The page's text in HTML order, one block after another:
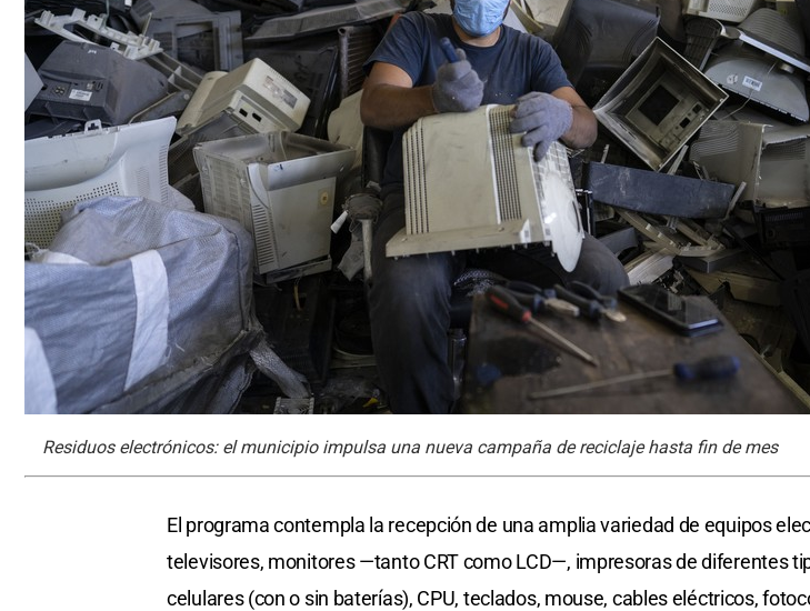
Residuos electrónicos: el municipio impulsa una nueva campaña de reciclaje hasta fin de mes
El programa contempla la recepción de una amplia variedad de equipos
televisores, monitores —tanto CRT como LCD—, impresoras de diferentes
celulares (con o sin baterías), CPU, teclados, mouse, cables eléctricos,